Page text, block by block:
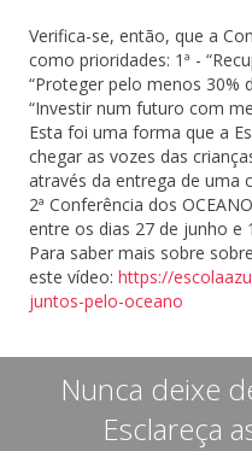
Verifica-se, então, que a
como prioridades: 1ª -
“Proteger pelo menos 30%
“Investir num futuro com
Esta foi uma forma que a
chegar as vozes das
através da entrega de uma
2ª Conferência dos
entre os dias 27 de junho e
Para saber mais sobre
este vídeo: https://
juntos-pelo-oceano
Nunca deixe
Esclareça